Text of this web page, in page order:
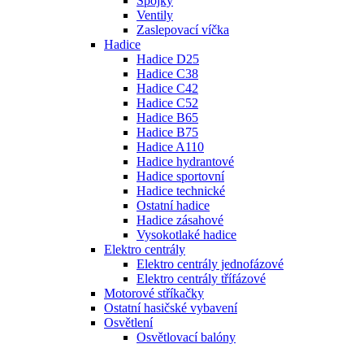
Ventily
Zaslepovací víčka
Hadice
Hadice D25
Hadice C38
Hadice C42
Hadice C52
Hadice B65
Hadice B75
Hadice A110
Hadice hydrantové
Hadice sportovní
Hadice technické
Ostatní hadice
Hadice zásahové
Vysokotlaké hadice
Elektro centrály
Elektro centrály jednofázové
Elektro centrály třífázové
Motorové stříkačky
Ostatní hasičské vybavení
Osvětlení
Osvětlovací balóny